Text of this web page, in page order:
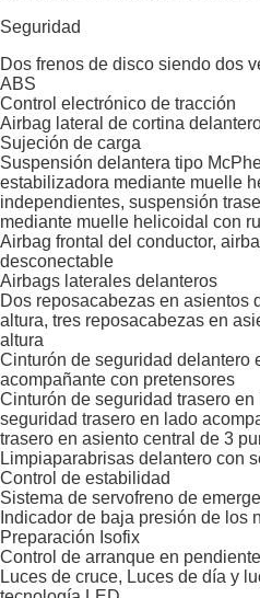
Seguridad
Dos frenos de disco siendo dos
ABS
Control electrónico de tracción
Airbag lateral de cortina
Sujeción de carga
Suspensión delantera tipo
estabilizadora mediante muelle
independientes, suspensión
mediante muelle helicoidal con
Airbag frontal del conductor,
desconectable
Airbags laterales delanteros
Dos reposacabezas en asientos
altura, tres reposacabezas en
altura
Cinturón de seguridad delantero
acompañante con pretensores
Cinturón de seguridad trasero
seguridad trasero en lado
trasero en asiento central de 3
Limpiaparabrisas delantero con
Control de estabilidad
Sistema de servofreno de
Indicador de baja presión de los
Preparación Isofix
Control de arranque en pendiente
Luces de cruce, Luces de día y